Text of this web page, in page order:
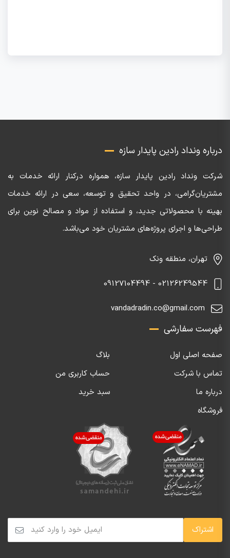
درباره ونداد رادین پایدار سازه
شرکت ونداد رادین پایدار سازه، همواره درکنار ارائه خدمات به
مشتریان‌گرامی، در واحد تحقیق و توسعه، سعی در ارائه خدمات
بهینه با محصولاتی جدید، و استفاده از مواد و مصالح نوین برای
طراحی‌ها و اجرای پروژه‌های مشتریان خود می‌باشد.
تهران، منطقه ونک
02126249544 - 09127104494
vandadradin.co@gmail.com
فهرست سفارشی
صفحه اصلی اول
بلاگ
تماس با شرکت
حساب کاربری من
درباره ما
سبد خرید
فروشگاه